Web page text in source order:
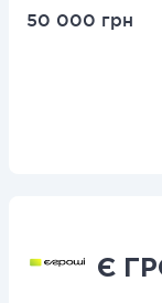
50 000 грн
Є